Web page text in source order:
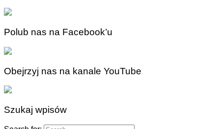
Polub nas na Facebook’u
Obejrzyj nas na kanale YouTube
Szukaj wpisów